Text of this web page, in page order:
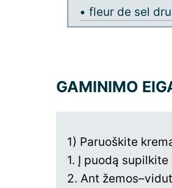
• fleur de sel
GAMINIMO
1) Paruoškite
1. Į puodą
2. Ant